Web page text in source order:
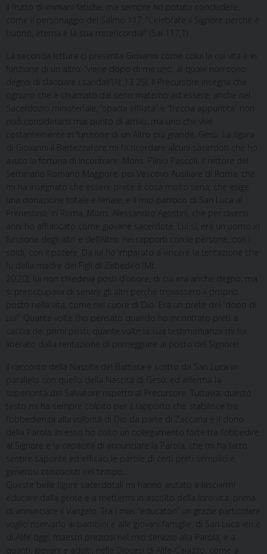
il frutto di immani fatiche, ma sempre ho potuto concludere,
come il personaggio del Salmo 117: “Celebrate il Signore perché è
buono, eterna è la sua misericordia!” (Sal 117,1).
La seconda lettura ci presenta Giovanni come colui la cui vita è in
funzione di un altro: “viene dopo di me uno, al quale non sono
degno di slacciare i sandali”(At 13 25). Il Precursore insegna che
ognuno che è chiamato dal seno materno ad essere, anche nel
Sacerdozio ministeriale, “spada affilata” e “freccia appuntita” non
può considerarsi mai punto di arrivo, ma uno che vive
costantemente in funzione di un Altro più grande, Gesù. La figura
di Giovanni il Battezzatore mi fa ricordare alcuni sacerdoti che ho
avuto la fortuna di incontrare: Mons. Plinio Pascoli, il rettore del
Seminario Romano Maggiore, poi Vescovo Ausiliare di Roma, che
mi ha insegnato che essere prete è cosa molto seria, che esige
una donazione totale e feriale, e il mio parroco di San Luca al
Prenestino, in Roma, Mons. Alessandro Agostini, che per diversi
anni ho affiancato come giovane sacerdote. Lui sì, era un uomo in
funzione degli altri e dell’Altro: nei rapporti con le persone, con i
soldi, con il potere. Da lui ho imparato a vincere la tentazione che
fu della madre dei Figli di Zebedeo (Mt
20,20): lui non chiedeva posti d’onore, di cui era anche degno, ma
si preoccupava di servire gli altri perché trovassero il proprio
posto nella vita, come nel cuore di Dio. Era un prete del “dopo di
Lui”. Quante volte l’ho pensato quando ho incontrato preti a
caccia dei primi posti, quante volte la sua testimonianza mi ha
liberato dalla tentazione di primeggiare al posto del Signore!
Il racconto della Nascita del Battista è scritto da San Luca in
parallelo con quello della Nascita di Gesù, ed afferma la
superiorità del Salvatore rispetto al Precursore. Tuttavia, questo
testo mi ha sempre colpito per il rapporto che stabilisce tra
l’obbedienza alla volontà di Dio da parte di Zaccaria e il dono
della Parola. In esso ho colto un collegamento forte tra l’obbedire
al Signore e la capacità di annunciare la Parola, che mi ha fatto
sentire saporite ed efficaci le parole di certi preti semplici e
generosi conosciuti nel tempo.
Queste belle figure sacerdotali mi hanno aiutato a lasciarmi
educare dalla gente e a mettermi in ascolto della loro vita, prima
di annunciare il Vangelo. Tra i miei “educatori” un grazie particolare
voglio riservarlo ai bambini e alle giovani famiglie, di San Luca ieri e
di Alife oggi, maestri preziosi nel mio servizio alla Parola, e a
quanti, giovani e adulti, nella Diocesi di Alife-Caiazzo, come a